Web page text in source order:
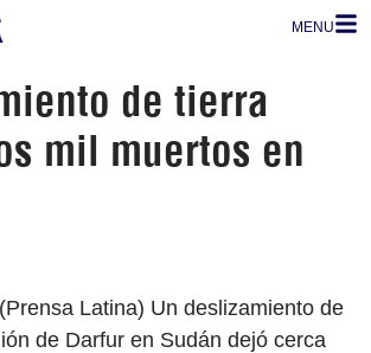
MENU
de tierra
mil muertos en
Latina) Un deslizamiento de
de Darfur en Sudán dejó cerca